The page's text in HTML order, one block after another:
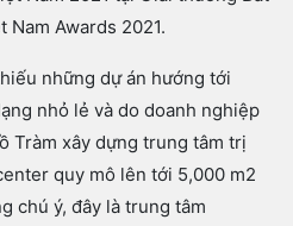
Awards 2021.
những dự án hướng tới
nhỏ lẻ và do doanh nghiệp
Tràm xây dựng trung tâm trị
quy mô lên tới 5,000 m2
chú ý, đây là trung tâm